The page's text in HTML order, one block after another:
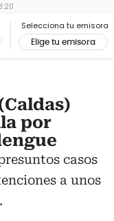
Selecciona tu emisora
Elige tu emisora
por
casos
a unos